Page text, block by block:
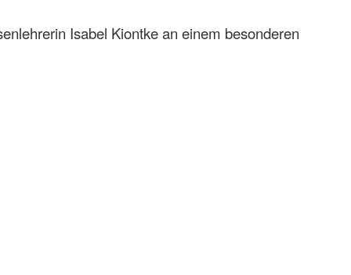
Isabel Kiontke an einem besonderen